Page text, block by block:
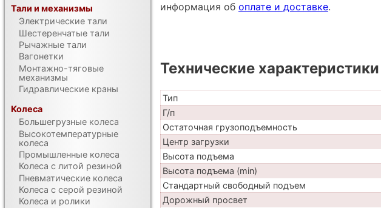
информация об оплате и доставке.
Технические характеристики
Тип
Г/п
Остаточная грузоподъемность
Центр загрузки
Высота подъема
Высота подъема (min)
Стандартный свободный подъем
Дорожный просвет
Тали и механизмы
Электрические тали
Шестеренчатые тали
Рычажные тали
Вагонетки
Монтажно-тяговые
механизмы
Гидравлические краны
Колеса
Большегрузные колеса
Высокотемпературные
колеса
Промышленные колеса
Колеса с литой резиной
Пневматические колеса
Колеса с серой резиной
Колеса и ролики